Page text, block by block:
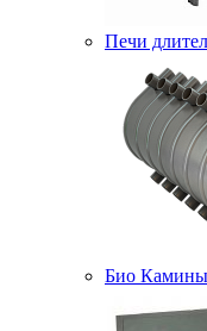
Печи
Био Камины